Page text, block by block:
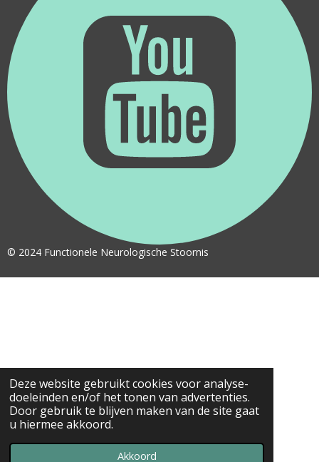
Deze website gebruikt cookies voor analyse-
doeleinden en/of het tonen van advertenties.
Door gebruik te blijven maken van de site gaat
u hiermee akkoord.
Akkoord
© 2024 Functionele Neurologische Stoornis